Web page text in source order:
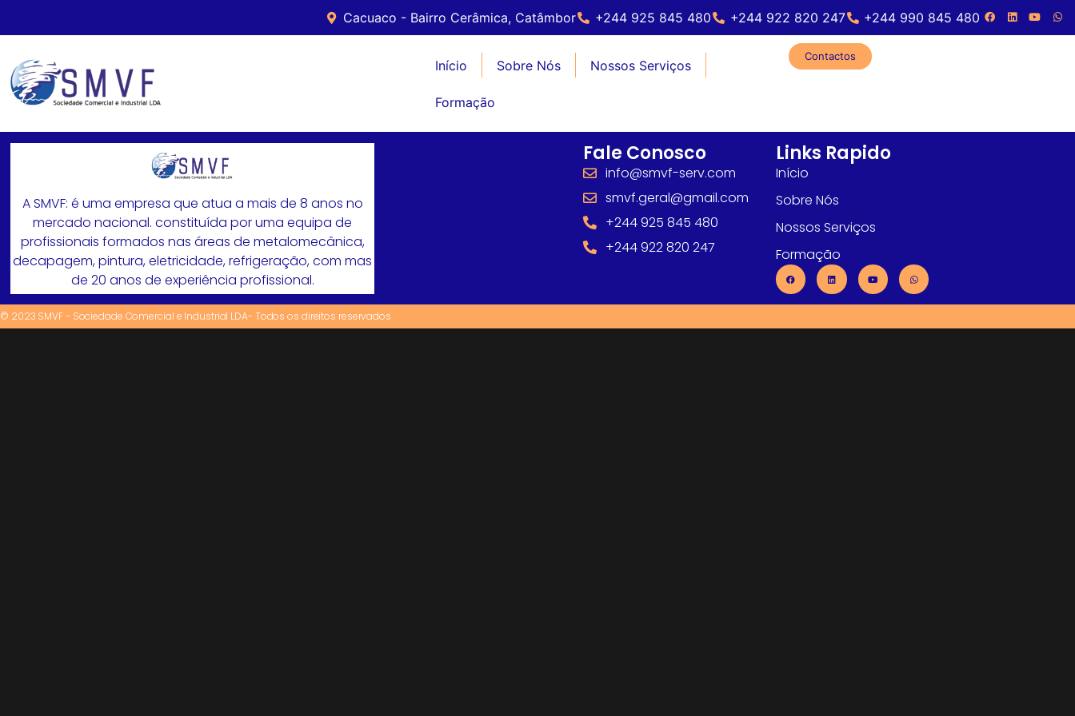
Cacuaco - Bairro Cerâmica, Catâmbor +244 925 845 480 +244 922 820 247 +244 990 845 480
Contactos
Início Sobre Nós Nossos Serviços
Formação
A SMVF: é uma empresa que atua a mais de 8 anos no
mercado nacional. constituída por uma equipa de
profissionais formados nas áreas de metalomecânica,
decapagem, pintura, eletricidade, refrigeração, com mas
de 20 anos de experiência profissional.
Fale Conosco
info@smvf-serv.com
smvf.geral@gmail.com
+244 925 845 480
+244 922 820 247
Links Rapido
Início
Sobre Nós
Nossos Serviços
Formação
© 2023 SMVF - Sociedade Comercial e Industrial LDA- Todos os direitos reservados